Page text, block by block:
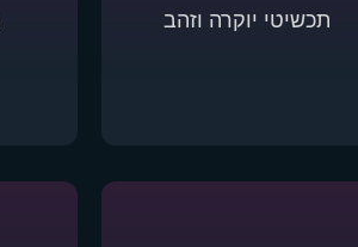
תכשיטי יוקרה וזהב